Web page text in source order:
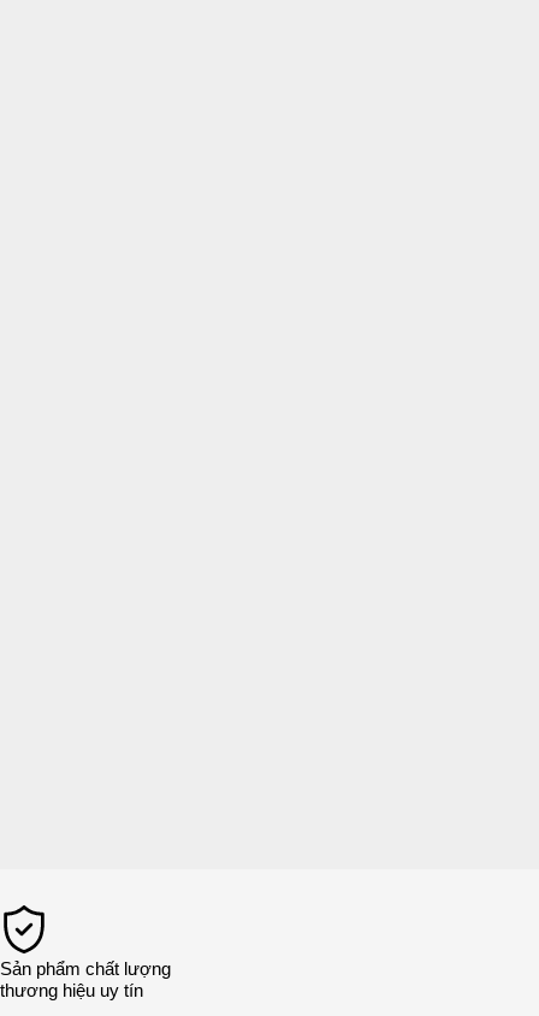
Sản phẩm chất lượng
thương hiệu uy tín